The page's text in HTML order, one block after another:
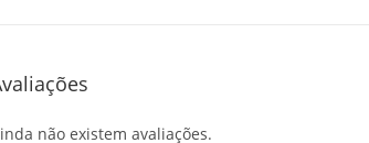
não existem avaliações.